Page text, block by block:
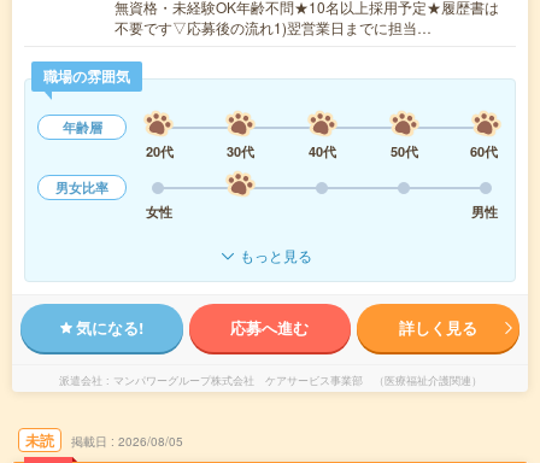
無資格・未経験OK年齢不問★10名以上採用予定★履歴書は
不要です▽応募後の流れ1)翌営業日までに担当…
職場の雰囲気
年齢層
20代
30代 40代 50代
60代
男女比率
女性
男性
もっと見る
気になる! 応募へ進む 詳しく見る
派遣会社 マンパワーグループ株式会社 ケアサービス事業部 （医療福祉介護関連）
未読 掲載日 2026/08/05